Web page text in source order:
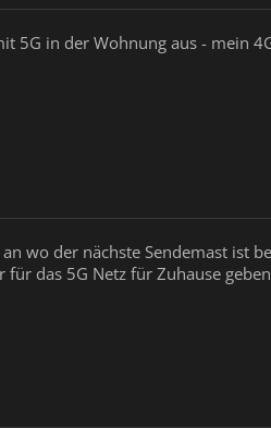
5G in der Wohnung aus - mein
wo der nächste Sendemast ist
für das 5G Netz für Zuhause